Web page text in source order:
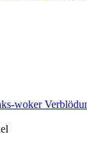
woker